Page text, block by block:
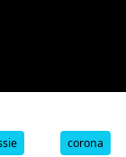
corona